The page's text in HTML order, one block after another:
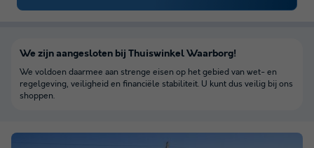
We zijn aangesloten bij Thuiswinkel Waarborg!
We voldoen daarmee aan strenge eisen op het gebied van wet- en
regelgeving, veiligheid en financiële stabiliteit. U kunt dus veilig bij ons
shoppen.